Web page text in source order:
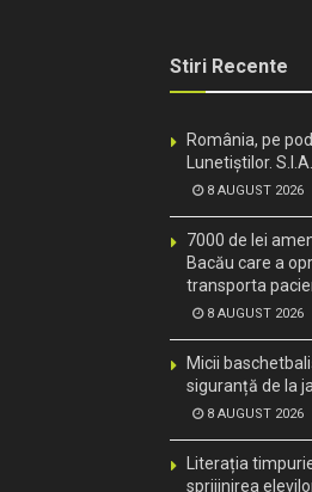
Stiri Recente
România, pe
Lunetiștilor.
8 AUGUST 2026
7000 de lei
Bacău care a
transporta
8 AUGUST 2026
Micii
siguranță de la
8 AUGUST 2026
Literația
sprijinirea